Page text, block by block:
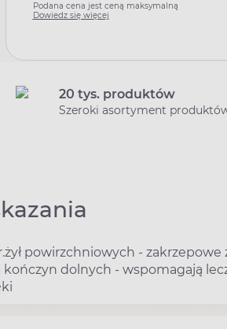
Podana cena jest ceną maksymalną
Dowiedz się więcej
20 tys. produktów
Szeroki asortyment
powirzchniowych - zakrzepowe
kończyn dolnych - wspomagają